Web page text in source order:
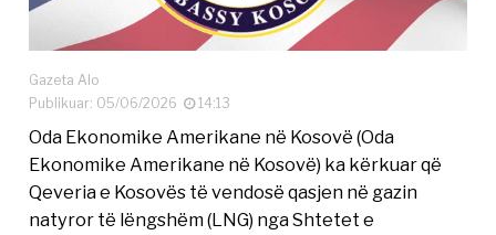
Gazeta Alo
Publikuar: 05/06/2026
14:13
Oda Ekonomike Amerikane në Kosovë (Oda
Ekonomike Amerikane në Kosovë) ka kërkuar që
Qeveria e Kosovës të vendosë qasjen në gazin
natyror të lëngshëm (LNG) nga Shtetet e